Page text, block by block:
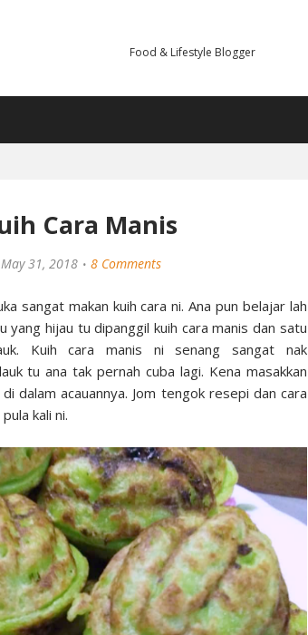
Food & Lifestyle Blogger
Cara Manis
May 31, 2018 8 Comments
sangat makan kuih cara ni. Ana pun belajar lah
yang hijau tu dipanggil kuih cara manis dan satu
Kuih cara manis ni senang sangat nak
tu ana tak pernah cuba lagi. Kena masakkan
dalam acauannya. Jom tengok resepi dan cara
kali ni.